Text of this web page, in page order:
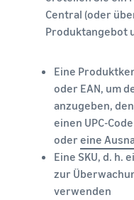
Central (oder
Produktangebot
Eine
oder EAN, um
anzugeben,
einen UPC-
oder eine
Eine SKU, d. h.
zur
verwenden